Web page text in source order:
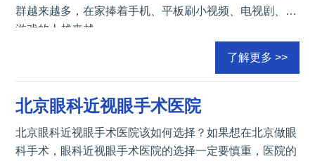
群越来越多，在家捧着手机、平板刷小视频、电视剧、玩
游戏的人越来越
了解更多 >>
北京眼科近视眼手术医院
北京眼科近视眼手术医院该如何选择？如果想在北京做眼
科手术，眼科近视眼手术医院的选择一定要慎重，医院的